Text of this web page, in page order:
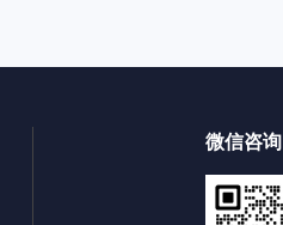
微信咨询